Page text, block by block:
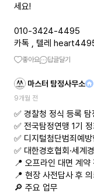
세요!
010-3424-4495
카톡 , 텔레
좋아요 답글달기
마스터 탐정사무소
9개월 전
✅ 경찰청 정식 등록 탐
✅ 전국탐정연맹 1기
✅ 디지털첨단범죄예
✅ 대한경호협회·세계
📍 오프라인 대면 계약
📍 현장 사전답사 후
🔎 주요 업무